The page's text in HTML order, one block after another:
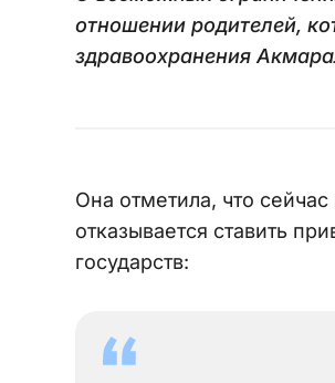
отношении родителей,
здравоохранения
Она отметила, что
отказывается ставить
государств: